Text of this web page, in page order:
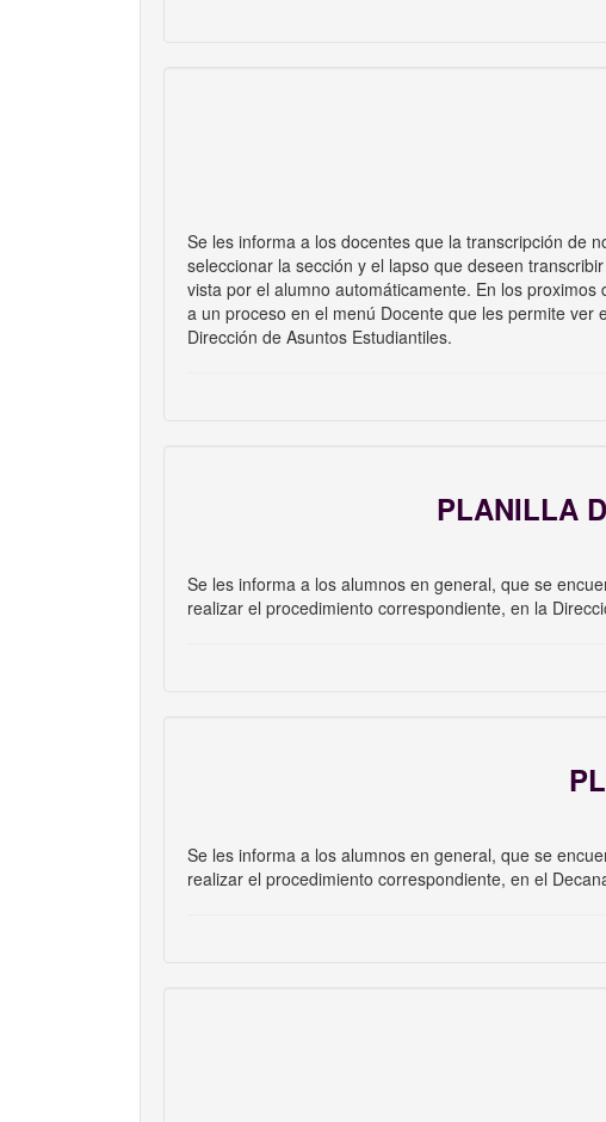
Se les informa a los docentes que la transcripción de
seleccionar la sección y el lapso que deseen
vista por el alumno automáticamente. En los
a un proceso en el menú Docente que les permite
Dirección de Asuntos Estudiantiles.
PLANILLA
Se les informa a los alumnos en general, que se
realizar el procedimiento correspondiente, en la
Se les informa a los alumnos en general, que se
realizar el procedimiento correspondiente, en el